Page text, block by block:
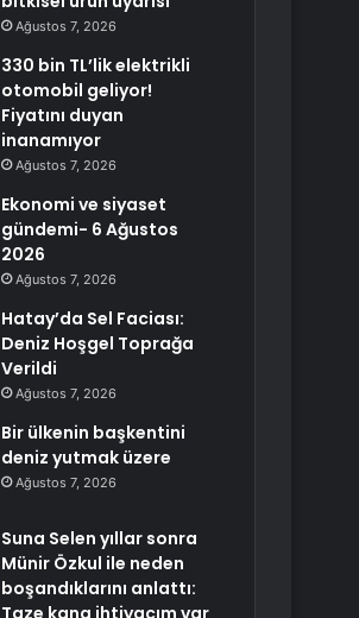
Ağustos 7, 2026
330 bin TL’lik elektrikli
otomobil geliyor!
Fiyatını duyan
inanamıyor
Ağustos 7, 2026
Ekonomi ve siyaset
gündemi- 6 Ağustos
2026
Ağustos 7, 2026
Hatay’da Sel Faciası:
Deniz Hoşgel Toprağa
Verildi
Ağustos 7, 2026
Bir ülkenin başkentini
deniz yutmak üzere
Ağustos 7, 2026
Suna Selen yıllar sonra
Münir Özkul ile neden
boşandıklarını anlattı:
Taze kana ihtiyacım var